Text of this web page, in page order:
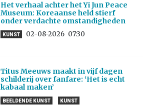
Het verhaal achter het Yi Jun Peace
Museum: Koreaanse held stierf
onder verdachte omstandigheden
KUNST 02-08-2026 07:30
Titus Meeuws maakt in vijf dagen
schilderij over fanfare: ‘Het is echt
kabaal maken’
BEELDENDE KUNST KUNST